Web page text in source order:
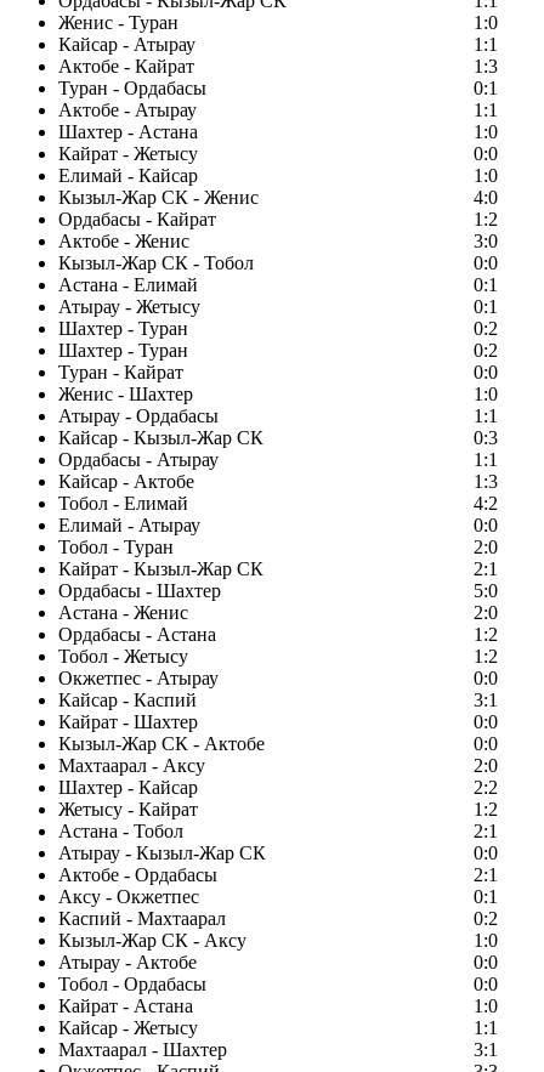
Женис - Туран
1:0
Кайсар - Атырау
1:1
Актобе - Кайрат
1:3
Туран - Ордабасы
0:1
Актобе - Атырау
1:1
Шахтер - Астана
1:0
Кайрат - Жетысу
0:0
Елимай - Кайсар
1:0
Кызыл-Жар СК - Женис
4:0
Ордабасы - Кайрат
1:2
Актобе - Женис
3:0
Кызыл-Жар СК - Тобол
0:0
Астана - Елимай
0:1
Атырау - Жетысу
0:1
Шахтер - Туран
0:2
Шахтер - Туран
0:2
Туран - Кайрат
0:0
Женис - Шахтер
1:0
Атырау - Ордабасы
1:1
Кайсар - Кызыл-Жар СК
0:3
Ордабасы - Атырау
1:1
Кайсар - Актобе
1:3
Тобол - Елимай
4:2
Елимай - Атырау
0:0
Тобол - Туран
2:0
Кайрат - Кызыл-Жар СК
2:1
Ордабасы - Шахтер
5:0
Астана - Женис
2:0
Ордабасы - Астана
1:2
Тобол - Жетысу
1:2
Окжетпес - Атырау
0:0
Кайсар - Каспий
3:1
Кайрат - Шахтер
0:0
Кызыл-Жар СК - Актобе
0:0
Махтаарал - Аксу
2:0
Шахтер - Кайсар
2:2
Жетысу - Кайрат
1:2
Астана - Тобол
2:1
Атырау - Кызыл-Жар СК
0:0
Актобе - Ордабасы
2:1
Аксу - Окжетпес
0:1
Каспий - Махтаарал
0:2
Кызыл-Жар СК - Аксу
1:0
Атырау - Актобе
0:0
Тобол - Ордабасы
0:0
Кайрат - Астана
1:0
Кайсар - Жетысу
1:1
Махтаарал - Шахтер
3:1